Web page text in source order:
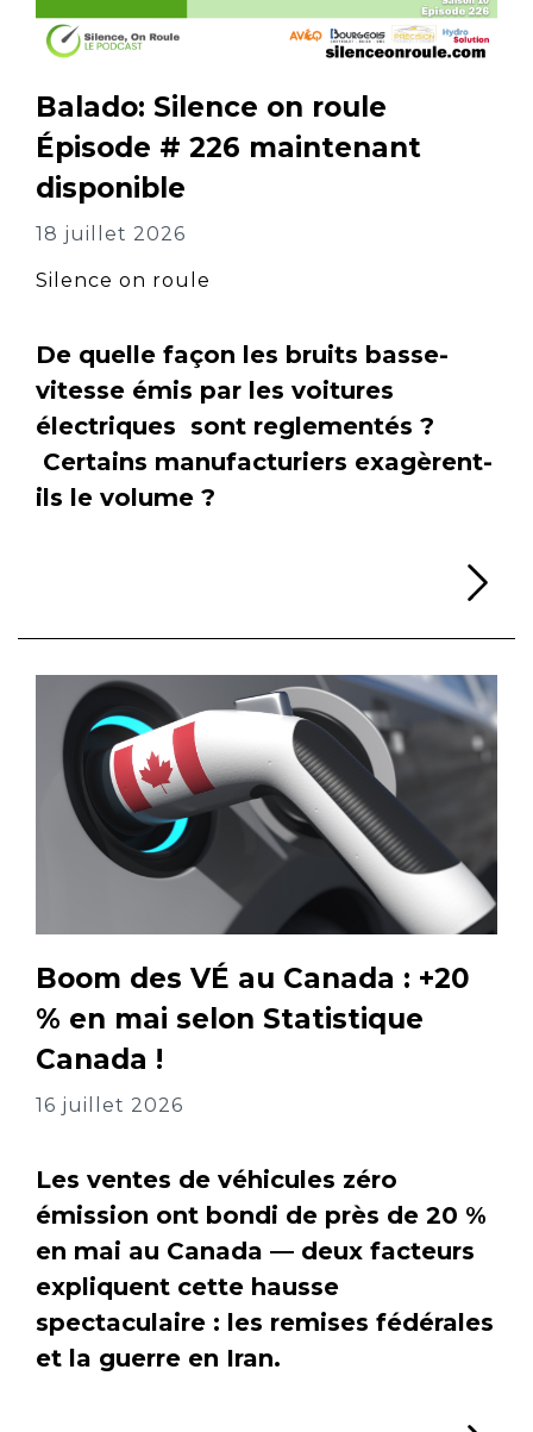
Balado: Silence on roule
Épisode # 226 maintenant
disponible
18 juillet 2026
Silence on roule
De quelle façon les bruits basse-
vitesse émis par les voitures
électriques sont reglementés ?
Certains manufacturiers exagèrent-
ils le volume ?
Boom des VÉ au Canada : +20
% en mai selon Statistique
Canada !
16 juillet 2026
Les ventes de véhicules zéro
émission ont bondi de près de 20 %
en mai au Canada — deux facteurs
expliquent cette hausse
spectaculaire : les remises fédérales
et la guerre en Iran.